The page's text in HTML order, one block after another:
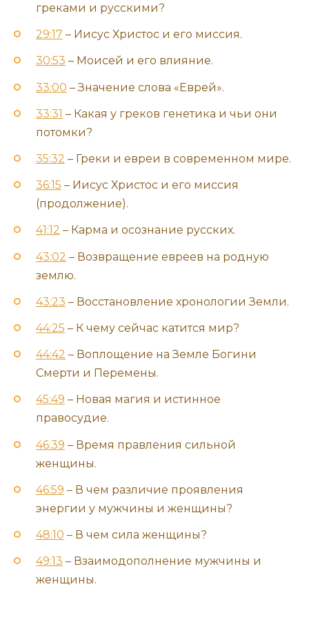
греками и русскими?
29:17 – Иисус Христос и его миссия.
30:53 – Моисей и его влияние.
33:00 – Значение слова «Еврей».
33:31 – Какая у греков генетика и чьи они
потомки?
35:32 – Греки и евреи в современном мире.
36:15 – Иисус Христос и его миссия
(продолжение).
41:12 – Карма и осознание русских.
43:02 – Возвращение евреев на родную
землю.
43:23 – Восстановление хронологии Земли.
44:25 – К чему сейчас катится мир?
44:42 – Воплощение на Земле Богини
Смерти и Перемены.
45:49 – Новая магия и истинное
правосудие.
46:39 – Время правления сильной
женщины.
46:59 – В чем различие проявления
энергии у мужчины и женщины?
48:10 – В чем сила женщины?
49:13 – Взаимодополнение мужчины и
женщины.